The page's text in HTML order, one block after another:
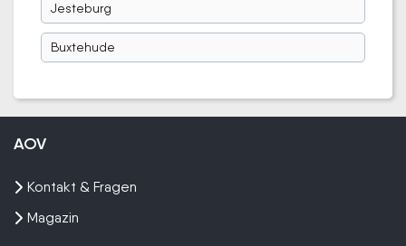
Jesteburg
Buxtehude
AOV
Kontakt & Fragen
Magazin